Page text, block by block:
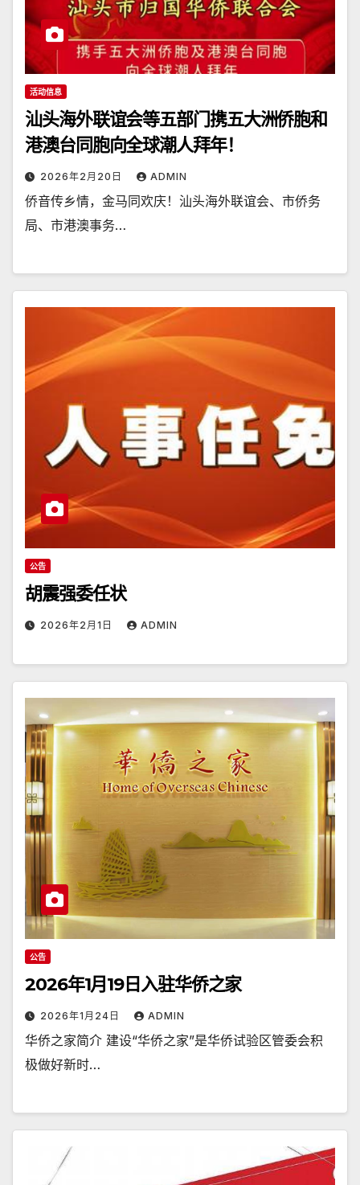
活动信息
汕头海外联谊会等五部门携五大洲侨胞和
港澳台同胞向全球潮人拜年！
2026年2月20日 ADMIN
侨音传乡情，金马同欢庆！汕头海外联谊会、市侨务
局、市港澳事务…
公告
胡震强委任状
2026年2月1日 ADMIN
公告
2026年1月19日入驻华侨之家
2026年1月24日 ADMIN
华侨之家简介 建设“华侨之家”是华侨试验区管委会积
极做好新时…